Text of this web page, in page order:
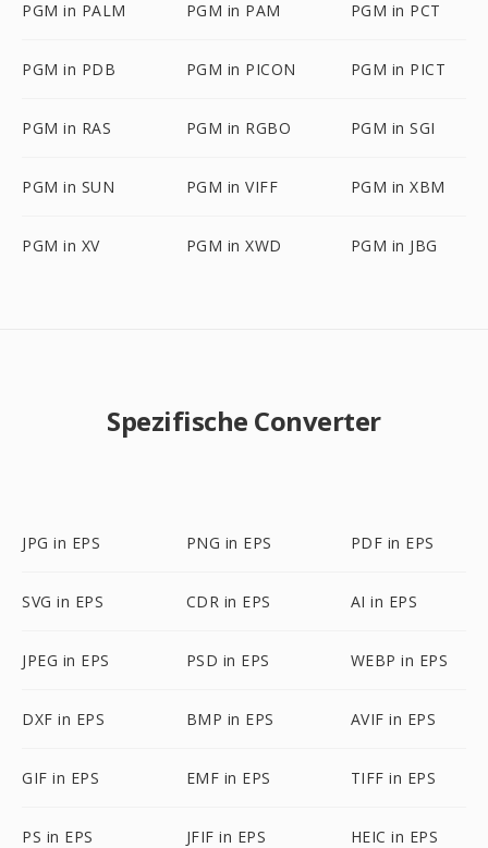
PGM in PALM PGM in PAM PGM in PCT
PGM in PDB PGM in PICON PGM in PICT
PGM in RAS PGM in RGBO PGM in SGI
PGM in SUN PGM in VIFF PGM in XBM
PGM in XV PGM in XWD PGM in JBG
Spezifische Converter
JPG in EPS PNG in EPS PDF in EPS
SVG in EPS CDR in EPS AI in EPS
JPEG in EPS PSD in EPS WEBP in EPS
DXF in EPS BMP in EPS AVIF in EPS
GIF in EPS EMF in EPS TIFF in EPS
PS in EPS JFIF in EPS HEIC in EPS